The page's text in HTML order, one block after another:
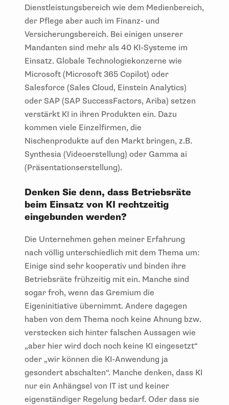
Dienstleistungsbereich wie dem Medienbereich,
der Pflege aber auch im Finanz- und
Versicherungsbereich. Bei einigen unserer
Mandanten sind mehr als 40 KI-Systeme im
Einsatz. Globale Technologiekonzerne wie
Microsoft (Microsoft 365 Copilot) oder
Salesforce (Sales Cloud, Einstein Analytics)
oder SAP (SAP SuccessFactors, Ariba) setzen
verstärkt KI in ihren Produkten ein. Dazu
kommen viele Einzelfirmen, die
Nischenprodukte auf den Markt bringen, z.B.
Synthesia (Videoerstellung) oder Gamma ai
(Präsentationserstellung).
Denken Sie denn, dass Betriebsräte
beim Einsatz von KI rechtzeitig
eingebunden werden?
Die Unternehmen gehen meiner Erfahrung
nach völlig unterschiedlich mit dem Thema um:
Einige sind sehr kooperativ und binden ihre
Betriebsräte frühzeitig mit ein. Manche sind
sogar froh, wenn das Gremium die
Eigeninitiative übernimmt. Andere dagegen
haben von dem Thema noch keine Ahnung bzw.
verstecken sich hinter falschen Aussagen wie
„aber hier wird doch noch keine KI eingesetzt“
oder „wir können die KI-Anwendung ja
gesondert abschalten“. Manche denken, dass KI
nur ein Anhängsel von IT ist und keiner
eigenständiger Regelung bedarf. Oder dass sie